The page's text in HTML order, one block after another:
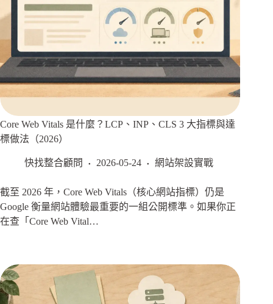
Core Web Vitals 是什麼？LCP、INP、CLS 3 大指標與達
標做法（2026）
快找整合顧問 2026-05-24 網站架設實戰
截至 2026 年，Core Web Vitals（核心網站指標）仍是
Google 衡量網站體驗最重要的一組公開標準。如果你正
在查「Core Web Vital…